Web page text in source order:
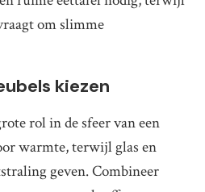
om slimme
kiezen
rol in de sfeer van een
warmte, terwijl glas en
geven. Combineer